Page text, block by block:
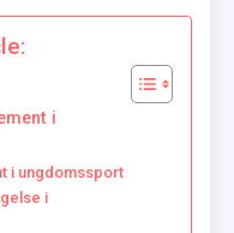
i
i ungdomssport
i